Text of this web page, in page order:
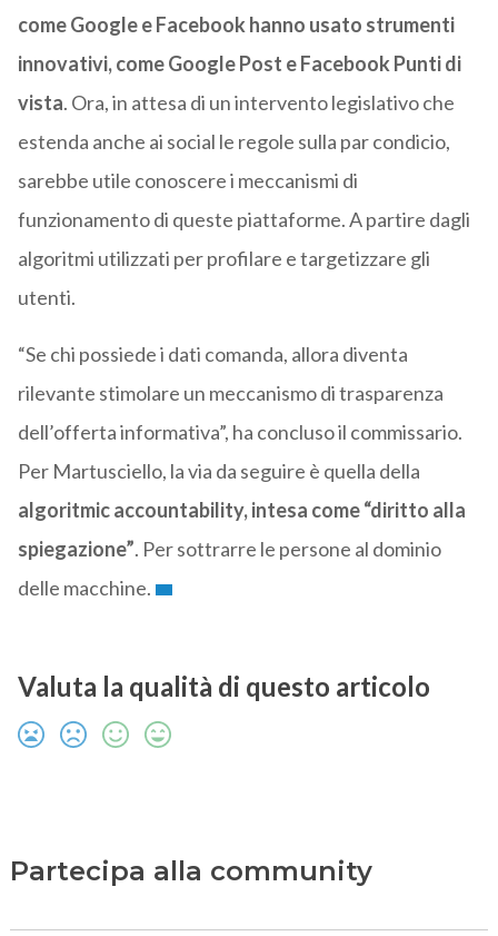
come Google e Facebook hanno usato strumenti
innovativi, come Google Post e Facebook Punti di
vista. Ora, in attesa di un intervento legislativo che
estenda anche ai social le regole sulla par condicio,
sarebbe utile conoscere i meccanismi di
funzionamento di queste piattaforme. A partire dagli
algoritmi utilizzati per profilare e targetizzare gli
utenti.
“Se chi possiede i dati comanda, allora diventa
rilevante stimolare un meccanismo di trasparenza
dell’offerta informativa”, ha concluso il commissario.
Per Martusciello, la via da seguire è quella della
algoritmic accountability, intesa come “diritto alla
spiegazione”. Per sottrarre le persone al dominio
delle macchine.
Valuta la qualità di questo articolo
Partecipa alla community